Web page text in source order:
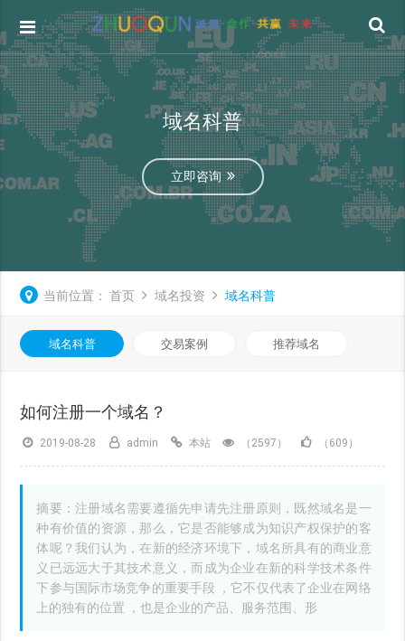
域名科普
立即咨询
当前位置： 首页 域名投资 域名科普
域名科普 交易案例 推荐域名
如何注册一个域名？
2019-08-28 admin 本站 （2597） （609）
摘要：注册域名需要遵循先申请先注册原则，既然域名是一
种有价值的资源，那么，它是否能够成为知识产权保护的客
体呢？我们认为，在新的经济环境下，域名所具有的商业意
义已远远大于其技术意义，而成为企业在新的科学技术条件
下参与国际市场竞争的重要手段 ，它不仅代表了企业在网络
上的独有的位置 ，也是企业的产品、服务范围、形